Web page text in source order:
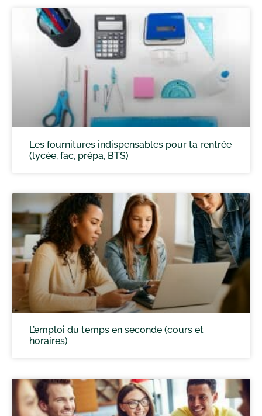
Les fournitures indispensables pour ta rentrée
(lycée, fac, prépa, BTS)
L’emploi du temps en seconde (cours et
horaires)